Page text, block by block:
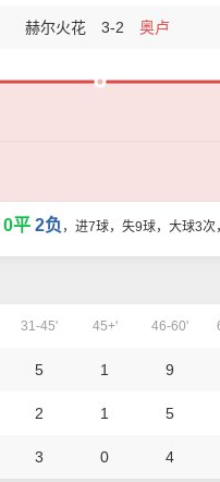
赫尔火花 3-2 奥卢
0平 2负 ，进7球，失9球，大球3次
31-45' 45+' 46-60'
5 1 9
2 1 5
3 0 4